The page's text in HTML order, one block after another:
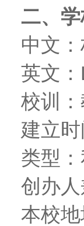
二、
中文
英文
校训
建立
类型
创办
本校